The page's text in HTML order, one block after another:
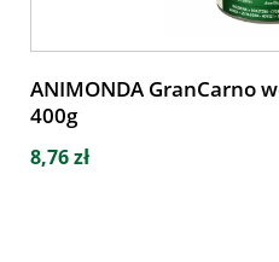
ANIMONDA GranCarno
400g
8,76 zł